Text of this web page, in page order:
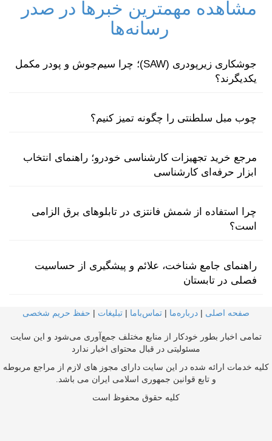
مشاهده مهمترین خبرها در صدر
رسانه‌ها
جوشکاری زیرپودری (SAW)؛ چرا سیم‌جوش و پودر مکمل
یکدیگرند؟
چوب مبل سلطنتی را چگونه تمیز کنیم؟
مرجع خرید تجهیزات کارشناسی خودرو؛ راهنمای انتخاب
ابزار حرفه‌ای کارشناسی
چرا استفاده از شمش فانتزی در تابلوهای برق الزامی
است؟
راهنمای جامع شناخت، علائم و پیشگیری از حساسیت
فصلی در تابستان
صفحه اصلی | درباره‌ما | تماس‌با‌ما | تبلیغات | حفظ حریم شخصی
تمامی اخبار بطور خودکار از منابع مختلف جمع‌آوری می‌شود و این سایت
مسئولیتی در قبال محتوای اخبار ندارد
کلیه خدمات ارائه شده در این سایت دارای مجوز های لازم از مراجع مربوطه
و تابع قوانین جمهوری اسلامی ایران می باشد.
کلیه حقوق محفوظ است